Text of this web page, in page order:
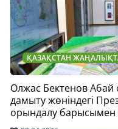
ҚАЗАҚСТАН
Олжас Бектенов Абай
дамыту жөніндегі
орындалу барысымен